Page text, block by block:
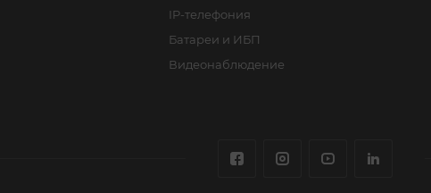
IP-телефония
Батареи и ИБП
Видеонаблюдение